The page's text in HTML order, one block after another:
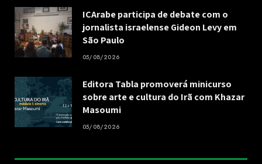
ICArabe participa de debate com o
jornalista israelense Gideon Levy em
São Paulo
05/08/2026
Editora Tabla promoverá minicurso
sobre arte e cultura do Irã com Khazar
Masoumi
05/08/2026